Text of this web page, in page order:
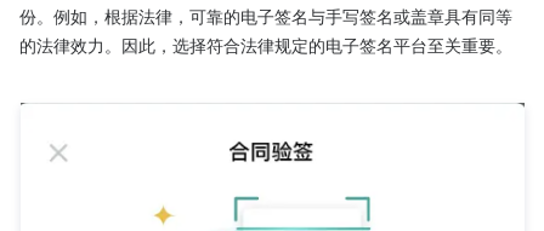
份。例如，根据法律，可靠的电子签名与手写签名或盖章具有同等
的法律效力。因此，选择符合法律规定的电子签名平台至关重要。